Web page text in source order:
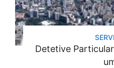
Detetive